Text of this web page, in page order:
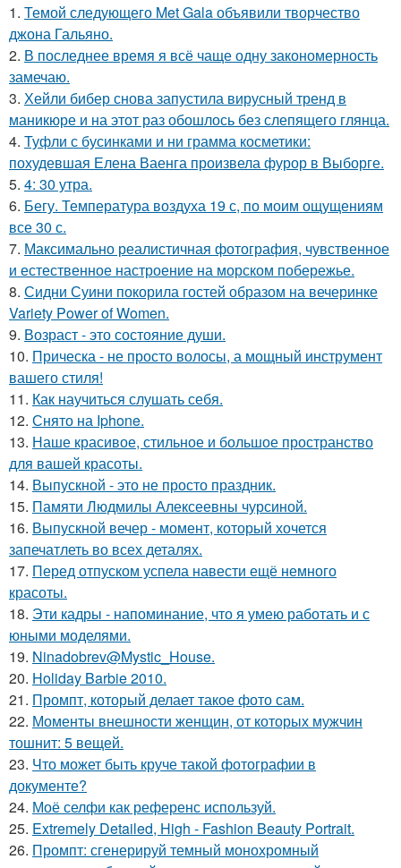
1. Темой следующего Met Gala объявили творчество
джона Гальяно.
2. В последнее время я всё чаще одну закономерность
замечаю.
3. Хейли бибер снова запустила вирусный тренд в
маникюре и на этот раз обошлось без слепящего глянца.
4. Туфли с бусинками и ни грамма косметики:
похудевшая Елена Ваенга произвела фурор в Выборге.
5. 4: 30 утра.
6. Бегу. Температура воздуха 19 с, по моим ощущениям
все 30 с.
7. Максимально реалистичная фотография, чувственное
и естественное настроение на морском побережье.
8. Сидни Суини покорила гостей образом на вечеринке
Variety Power of Women.
9. Возраст - это состояние души.
10. Прическа - не просто волосы, а мощный инструмент
вашего стиля!
11. Как научиться слушать себя.
12. Снято на Iphone.
13. Наше красивое, стильное и большое пространство
для вашей красоты.
14. Выпускной - это не просто праздник.
15. Памяти Людмилы Алексеевны чурсиной.
16. Выпускной вечер - момент, который хочется
запечатлеть во всех деталях.
17. Перед отпуском успела навести ещё немного
красоты.
18. Эти кадры - напоминание, что я умею работать и с
юными моделями.
19. Ninadobrev@Mystic_House.
20. Holiday Barbie 2010.
21. Промпт, который делает такое фото сам.
22. Моменты внешности женщин, от которых мужчин
тошнит: 5 вещей.
23. Что может быть круче такой фотографии в
документе?
24. Моё селфи как референс используй.
25. Extremely Detailed, High - Fashion Beauty Portrait.
26. Промпт: сгенерируй темный монохромный